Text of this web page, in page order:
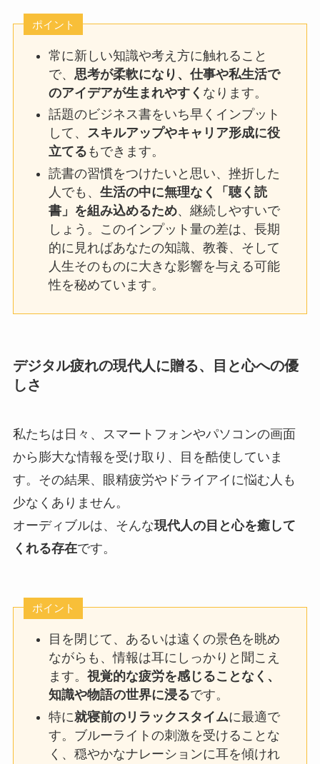
ポイント
常に新しい知識や考え方に触れること
で、思考が柔軟になり、仕事や私生活で
のアイデアが生まれやすく なります。
話題のビジネス書をいち早くインプット
して、 スキルアップやキャリア形成に役
立てる もできます。
読書の習慣をつけたいと思い、挫折した
人でも、生活の中に無理なく「聴く読
書」を組み込めるため、継続しやすいで
しょう。このインプット量の差は、長期
的に見ればあなたの知識、教養、そして
人生そのものに大きな影響を与える可能
性を秘めています。
デジタル疲れの現代人に贈る、目と心への優
しさ
私たちは日々、スマートフォンやパソコンの画面
から膨大な情報を受け取り、目を酷使していま
す。その結果、眼精疲労やドライアイに悩む人も
少なくありません。
オーディブルは、そんな現代人の目と心を癒して
くれる存在です。
ポイント
目を閉じて、あるいは遠くの景色を眺め
ながらも、情報は耳にしっかりと聞こえ
ます。視覚的な疲労を感じることなく、
知識や物語の世界に浸るです。
特に就寝前のリラックスタイムに最適で
す。ブルーライトの刺激を受けることな
く、穏やかなナレーションに耳を傾けれ